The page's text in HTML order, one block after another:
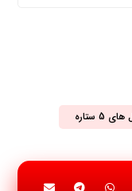
5 ستاره